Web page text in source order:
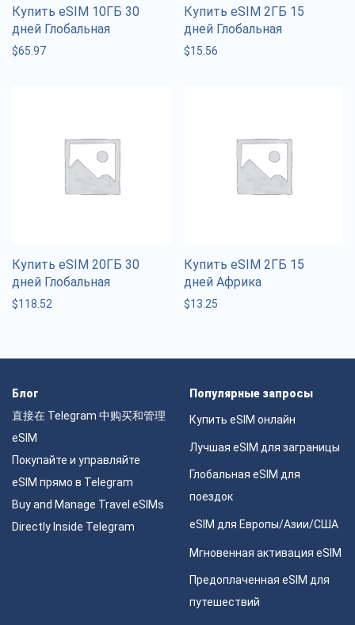
Купить eSIM 10ГБ 30
дней Глобальная
$65.97
Купить eSIM 2ГБ 15
дней Глобальная
$15.56
Купить eSIM 20ГБ 30
дней Глобальная
$118.52
Купить eSIM 2ГБ 15
дней Африка
$13.25
Блог
直接在 Telegram 中购买和管理
eSIM
Покупайте и управляйте
eSIM прямо в Telegram
Buy and Manage Travel eSIMs
Directly Inside Telegram
Популярные запросы
Купить eSIM онлайн
Лучшая eSIM для заграницы
Глобальная eSIM для
поездок
eSIM для Европы/Азии/США
Мгновенная активация eSIM
Предоплаченная eSIM для
путешествий